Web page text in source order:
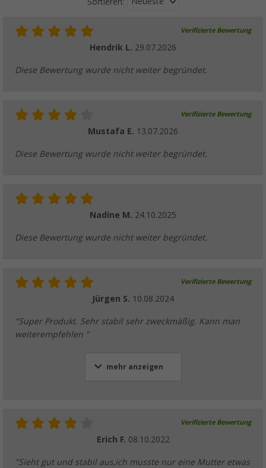
Verifizierte Bewertung
Hendrik L. 29.07.2026
Diese Bewertung wurde nicht weiter begründet.
Verifizierte Bewertung
Mustafa E. 13.07.2026
Diese Bewertung wurde nicht weiter begründet.
Nadine M. 24.10.2025
Diese Bewertung wurde nicht weiter begründet.
Verifizierte Bewertung
Jürgen S. 10.08.2024
"Super Produkt. Sehr stabil sehr zweckmäßig. Kann man
weiterempfehlen "
mehr anzeigen
Verifizierte Bewertung
Erich F. 08.10.2022
"Sieht gut und stabil aus,ich musste nur eine Mutter etwas